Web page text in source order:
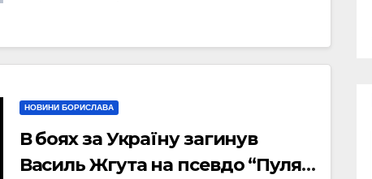
НОВИНИ БОРИСЛАВА
В боях за Україну загинув
Василь Жгута на псевдо “Пуля”